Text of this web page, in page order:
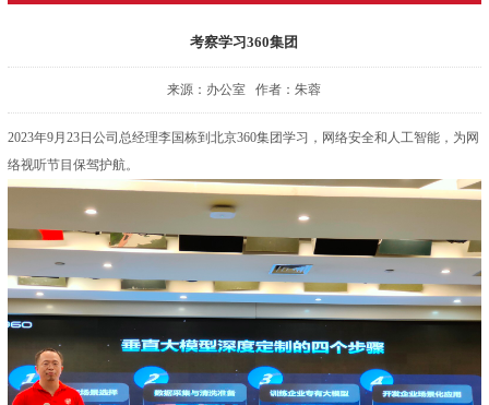
考察学习360集团
来源：办公室 作者：朱蓉
2023年9月23日公司总经理李国栋到北京360集团学习，网络安全和人工智能，为网
络视听节目保驾护航。